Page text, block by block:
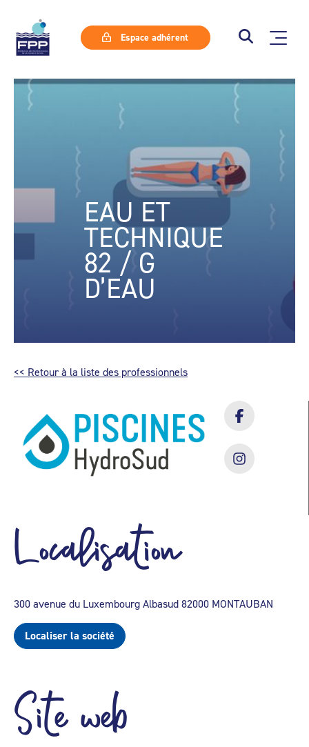
Espace adhérent
EAU ET
TECHNIQUE
82 / G
D’EAU
<< Retour à la liste des professionnels
Localisation
300 avenue du Luxembourg Albasud 82000 MONTAUBAN
Localiser la société
Site web